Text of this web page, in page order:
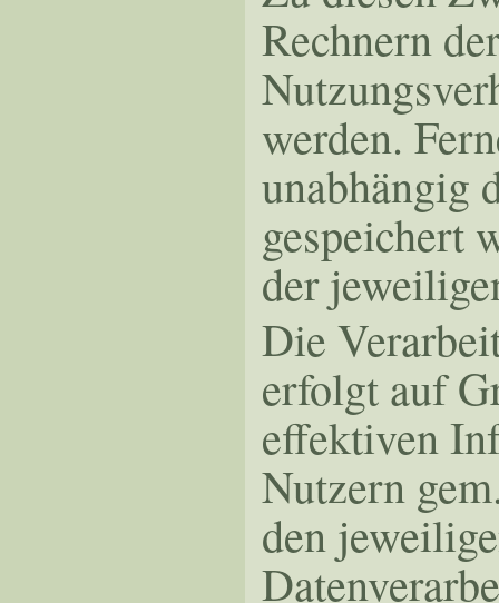
Rechnern
werden.
unabhängig
gespeichert
der
Die
erfolgt auf
effektiven
Nutzern
den